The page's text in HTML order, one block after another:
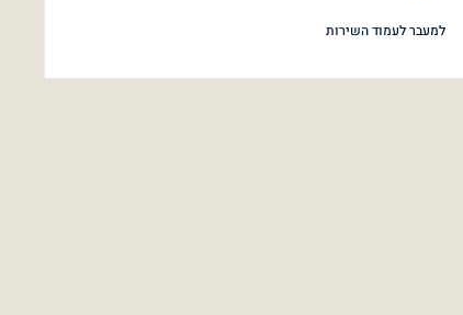
למעבר לעמוד השירות